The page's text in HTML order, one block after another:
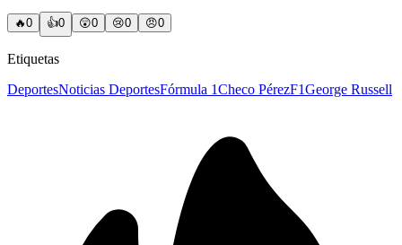
🔥0 👍0 😲0 😢0 😠0
Etiquetas
DeportesNoticias DeportesFórmula 1Checo PérezF1George Russell